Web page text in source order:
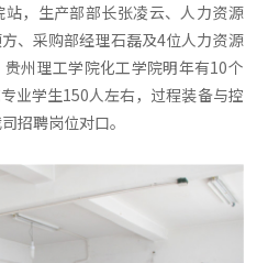
，生产部部长张凌云、人力资源
、采购部经理石磊及4位人力资源
州理工学院化工学院明年有10个
业学生150人左右，过程装备与控
招聘岗位对口。